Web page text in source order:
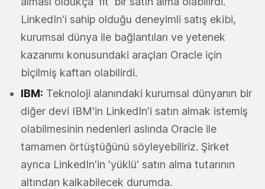
LinkedIn'i sahip olduğu deneyimli satış ekibi,
kurumsal dünya ile bağlantıları ve yetenek
kazanımı konusundaki araçları Oracle için
biçilmiş kaftan olabilirdi.
IBM: Teknoloji alanındaki kurumsal dünyanın bir
diğer devi IBM'in LinkedIn'i satın almak istemiş
olabilmesinin nedenleri aslında Oracle ile
tamamen örtüştüğünü söyleyebiliriz. Şirket
ayrıca LinkedIn'in 'yüklü' satın alma tutarının
altından kalkabilecek durumda.